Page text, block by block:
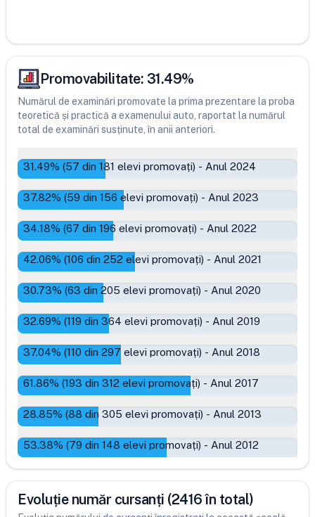
Promovabilitate: 31.49%
Numărul de examinări promovate la prima prezentare la proba
teoretică și practică a examenului auto, raportat la numărul
total de examinări susținute, în anii anteriori.
31.49% (57 din 181 elevi promovați) - Anul 2024
37.82% (59 din 156 elevi promovați) - Anul 2023
34.18% (67 din 196 elevi promovați) - Anul 2022
42.06% (106 din 252 elevi promovați) - Anul 2021
30.73% (63 din 205 elevi promovați) - Anul 2020
32.69% (119 din 364 elevi promovați) - Anul 2019
37.04% (110 din 297 elevi promovați) - Anul 2018
61.86% (193 din 312 elevi promovați) - Anul 2017
28.85% (88 din 305 elevi promovați) - Anul 2013
53.38% (79 din 148 elevi promovați) - Anul 2012
Evoluție număr cursanți (2416 în total)